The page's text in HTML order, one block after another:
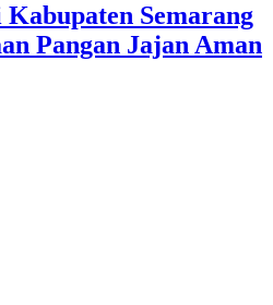
Semarang
Pangan Jajan Aman